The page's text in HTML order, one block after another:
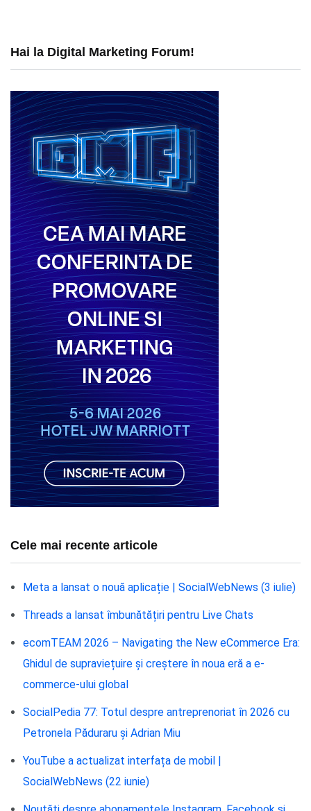
Hai la Digital Marketing Forum!
Cele mai recente articole
Meta a lansat o nouă aplicație | SocialWebNews (3 iulie)
Threads a lansat îmbunătățiri pentru Live Chats
ecomTEAM 2026 – Navigating the New eCommerce Era:
Ghidul de supraviețuire și creștere în noua eră a e-
commerce-ului global
SocialPedia 77: Totul despre antreprenoriat în 2026 cu
Petronela Păduraru și Adrian Miu
YouTube a actualizat interfața de mobil |
SocialWebNews (22 iunie)